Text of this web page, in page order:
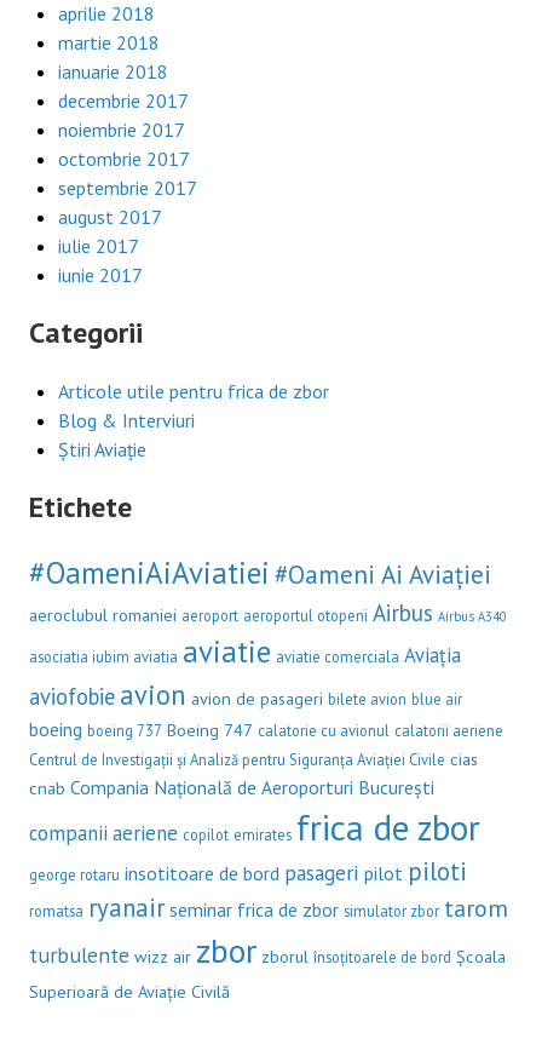
aprilie 2018
martie 2018
ianuarie 2018
decembrie 2017
noiembrie 2017
octombrie 2017
septembrie 2017
august 2017
iulie 2017
iunie 2017
Categorii
Articole utile pentru frica de zbor
Blog & Interviuri
Știri Aviație
Etichete
#OameniAiAviatiei #Oameni Ai Aviației
aeroclubul romaniei aeroport aeroportul otopeni Airbus Airbus A340
asociatia iubim aviatia aviatie aviatie comerciala Aviația
aviofobie avion avion de pasageri bilete avion blue air
boeing boeing 737 Boeing 747 calatorie cu avionul calatorii aeriene
Centrul de Investigații și Analiză pentru Siguranța Aviației Civile cias
cnab Compania Națională de Aeroporturi București
companii aeriene copilot emirates frica de zbor
george rotaru insotitoare de bord pasageri pilot piloti
romatsa ryanair seminar frica de zbor simulator zbor tarom
turbulente wizz air zbor zborul însoțitoarele de bord Școala
Superioară de Aviație Civilă